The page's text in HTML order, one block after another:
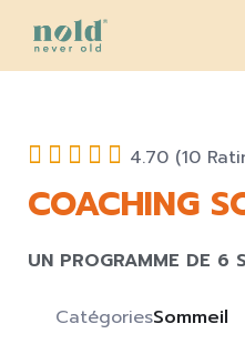
4.70 (10
COACHING
UN PROGRAMME DE 6
CatégoriesSommeil